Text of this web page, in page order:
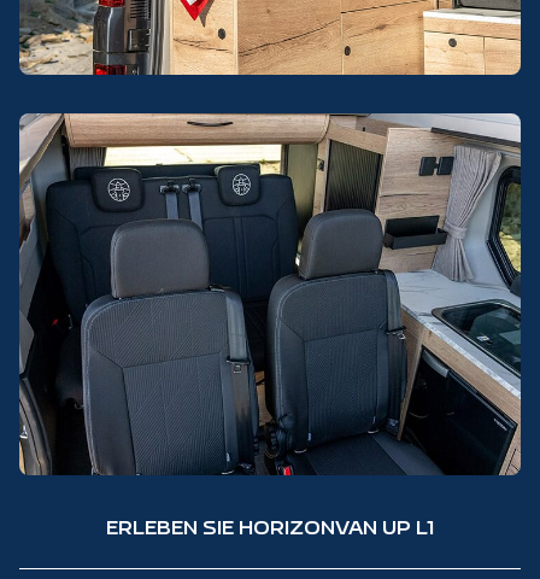
ERLEBEN SIE HORIZONVAN UP L1